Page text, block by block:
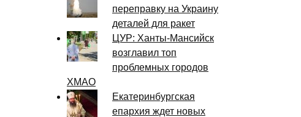
переправку на Украину
деталей для ракет
ЦУР: Ханты-Мансийск
возглавил топ
проблемных городов
ХМАО
Екатеринбургская
епархия ждет новых